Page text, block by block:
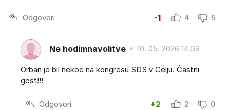
Odgovori -1 4 5
Ne hodimnavolitve 10. 05. 2026 14.03
Orban je bil nekoc na kongresu SDS v Celju. Častni
gost!!!
Odgovori +2 2 0